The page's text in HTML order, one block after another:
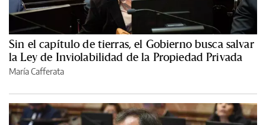
Sin el capítulo de tierras, el Gobierno busca salvar
la Ley de Inviolabilidad de la Propiedad Privada
María Cafferata